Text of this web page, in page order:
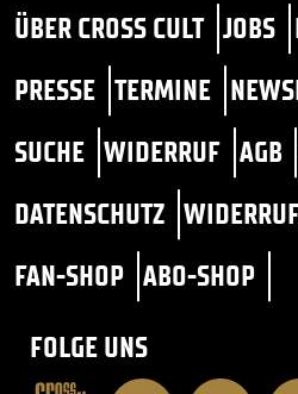
ÜBER CROSS CULT JOBS
PRESSE TERMINE
SUCHE WIDERRUF AGB
DATENSCHUTZ
FAN-SHOP ABO-SHOP
FOLGE UNS